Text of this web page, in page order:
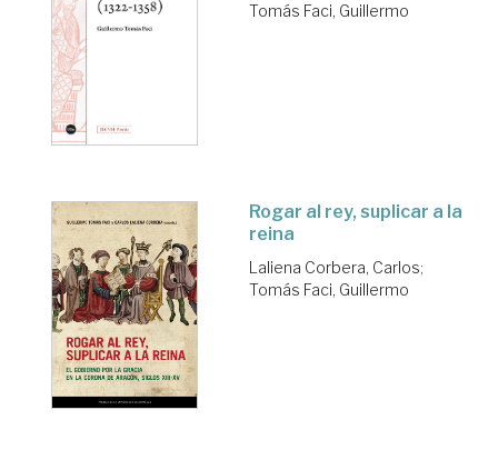
Tomás Faci, Guillermo
Rogar al rey, suplicar a la
reina
Laliena Corbera, Carlos;
Tomás Faci, Guillermo